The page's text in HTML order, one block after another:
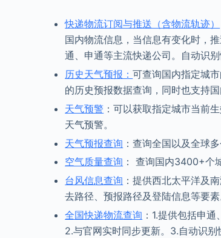
快递物流订阅与推送（含物流轨迹）
国内物流信息，当信息有变化时，
通、申通等主流快递公司。自动识
历史天气预报：可查询国内指定城
的历史预报数据查询，同时也支持国
天气预警 ：可以获取指定城市当前
天气预警。
天气预报查询 ：查询全国以及全球
空气质量查询 ： 查询国内3400+个
台风信息查询 ：提供西北太平洋及
去路径、预报路径及登陆信息等要素
全国快递物流查询 ：1.提供包括申
2.与官网实时同步更新。3.自动识别